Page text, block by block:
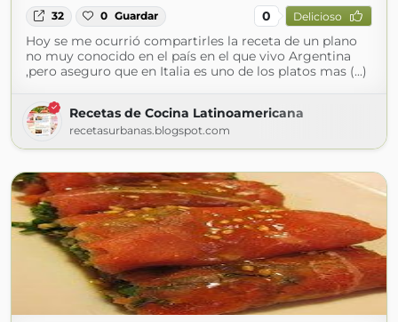
32 0 Guardar 0 Delicioso
Hoy se me ocurrió compartirles la receta de un plano
no muy conocido en el país en el que vivo Argentina
,pero aseguro que en Italia es uno de los platos mas (...)
Recetas de Cocina Latinoamericana
recetasurbanas.blogspot.com